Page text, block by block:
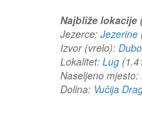
Najbliže
Jezerce: Jezerine
Izvor (vrelo):
Lokalitet: Lug
Naseljeno mjesto:
Dolina: Vučija